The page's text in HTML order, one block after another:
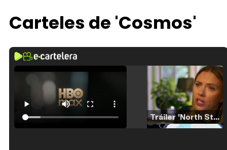
Carteles de 'Cosmos'
Tráiler 'North Star' (2023)